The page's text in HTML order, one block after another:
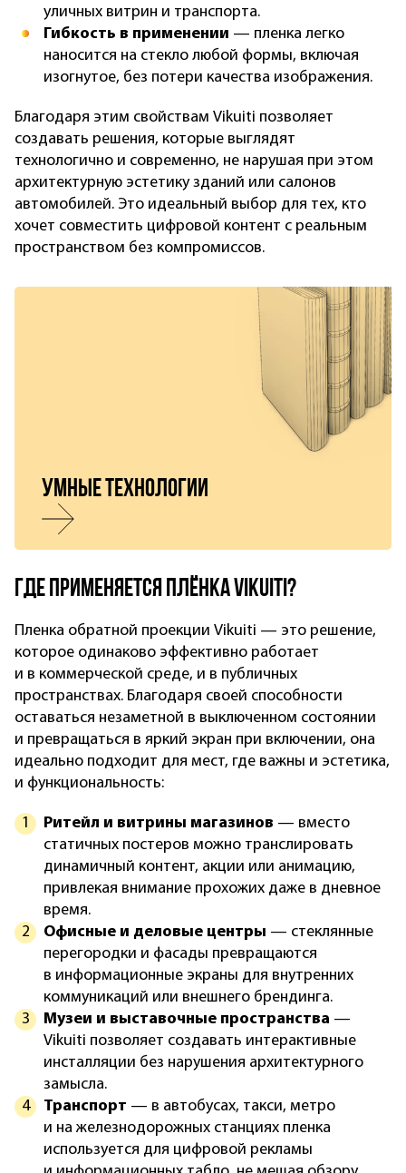
уличных витрин и транспорта.
Гибкость в применении — пленка легко
наносится на стекло любой формы, включая
изогнутое, без потери качества изображения.
Благодаря этим свойствам Vikuiti позволяет
создавать решения, которые выглядят
технологично и современно, не нарушая при этом
архитектурную эстетику зданий или салонов
автомобилей. Это идеальный выбор для тех, кто
хочет совместить цифровой контент с реальным
пространством без компромиссов.
Умные технологии
Где применяется плёнка Vikuiti?
Пленка обратной проекции Vikuiti — это решение,
которое одинаково эффективно работает
и в коммерческой среде, и в публичных
пространствах. Благодаря своей способности
оставаться незаметной в выключенном состоянии
и превращаться в яркий экран при включении, она
идеально подходит для мест, где важны и эстетика,
и функциональность:
Ритейл и витрины магазинов — вместо
статичных постеров можно транслировать
динамичный контент, акции или анимацию,
привлекая внимание прохожих даже в дневное
время.
Офисные и деловые центры — стеклянные
перегородки и фасады превращаются
в информационные экраны для внутренних
коммуникаций или внешнего брендинга.
Музеи и выставочные пространства —
Vikuiti позволяет создавать интерактивные
инсталляции без нарушения архитектурного
замысла.
Транспорт — в автобусах, такси, метро
и на железнодорожных станциях пленка
используется для цифровой рекламы